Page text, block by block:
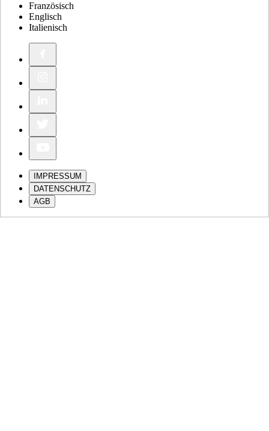
Französisch
Englisch
Italienisch
IMPRESSUM
DATENSCHUTZ
AGB